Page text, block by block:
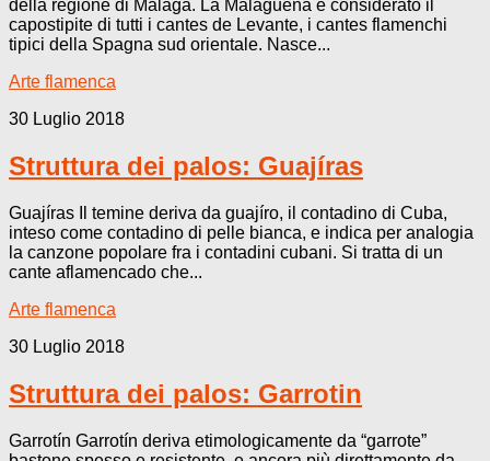
della regione di Málaga. La Malagueña è considerato il
capostipite di tutti i cantes de Levante, i cantes flamenchi
tipici della Spagna sud orientale. Nasce...
Arte flamenca
30 Luglio 2018
Struttura dei palos: Guajíras
Guajíras Il temine deriva da guajíro, il contadino di Cuba,
inteso come contadino di pelle bianca, e indica per analogia
la canzone popolare fra i contadini cubani. Si tratta di un
cante aflamencado che...
Arte flamenca
30 Luglio 2018
Struttura dei palos: Garrotin
Garrotín Garrotín deriva etimologicamente da “garrote”